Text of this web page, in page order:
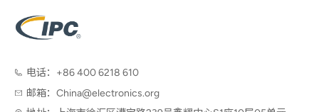
电话： +86 400 6218 610
邮箱： China@electronics.org